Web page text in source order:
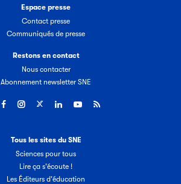
Espace presse
Contact presse
Communiqués de presse
Restons en contact
Nous contacter
Abonnement newsletter SNE
Tous les sites du SNE
Sciences pour tous
Lire ça s'écoute !
Les Éditeurs d'éducation